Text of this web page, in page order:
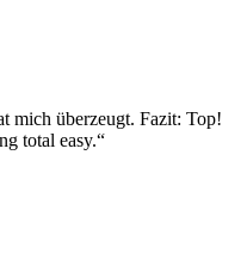
mich überzeugt. Fazit: Top!
total easy.“